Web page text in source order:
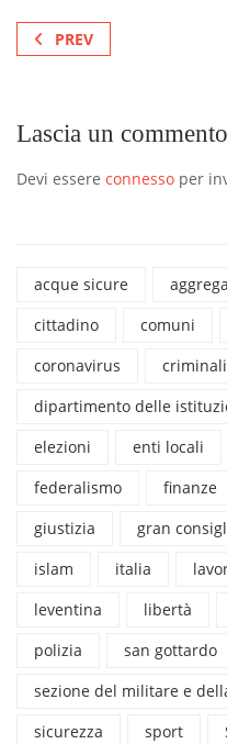
PREV
Lascia un commento
Devi essere connesso per
acque sicure
cittadino
comuni
coronavirus
dipartimento delle
elezioni
enti locali
federalismo
finanze
giustizia
gran
islam
italia
leventina
libertà
polizia
san gottardo
sezione del militare e
sicurezza
sport